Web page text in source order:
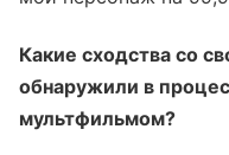
Какие сходства со
обнаружили в
мультфильмом?